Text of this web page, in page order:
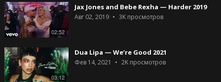
02:52
Jax Jones and Bebe Rexha — Harder 2019
Авг 02, 2019 3Kпросмотров
03:12
Dua Lipa — We’re Good 2021
Фев 14, 2021 2Kпросмотров